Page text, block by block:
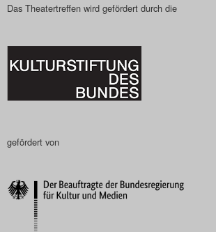
Das Theatertreffen wird gefördert durch die
gefördert von